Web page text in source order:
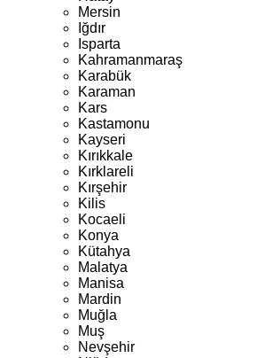
Mersin
Iğdır
Isparta
Kahramanmaraş
Karabük
Karaman
Kars
Kastamonu
Kayseri
Kırıkkale
Kırklareli
Kırşehir
Kilis
Kocaeli
Konya
Kütahya
Malatya
Manisa
Mardin
Muğla
Muş
Nevşehir